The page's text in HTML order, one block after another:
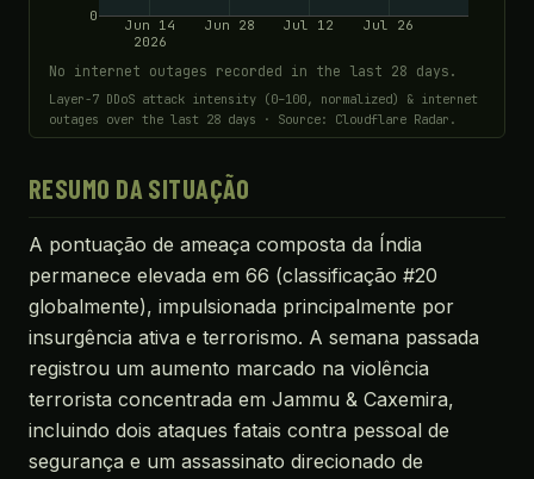
Jun 14
2026
Jun 28 Jul 12 Jul 26
0
No internet outages recorded in the last 28 days.
Layer-7 DDoS attack intensity (0–100, normalized) & internet
outages over the last 28 days · Source: Cloudflare Radar.
RESUMO DA SITUAÇÃO
A pontuação de ameaça composta da Índia
permanece elevada em 66 (classificação #20
globalmente), impulsionada principalmente por
insurgência ativa e terrorismo. A semana passada
registrou um aumento marcado na violência
terrorista concentrada em Jammu & Caxemira,
incluindo dois ataques fatais contra pessoal de
segurança e um assassinato direcionado de